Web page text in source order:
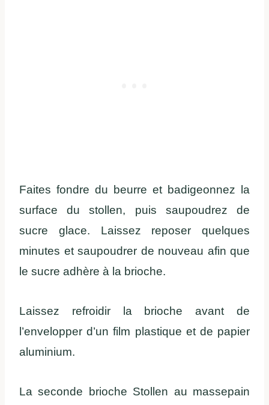
Faites fondre du beurre et badigeonnez la
surface du stollen, puis saupoudrez de
sucre glace. Laissez reposer quelques
minutes et saupoudrer de nouveau afin que
le sucre adhère à la brioche.
Laissez refroidir la brioche avant de
l’envelopper d’un film plastique et de papier
aluminium.
La seconde brioche Stollen au massepain